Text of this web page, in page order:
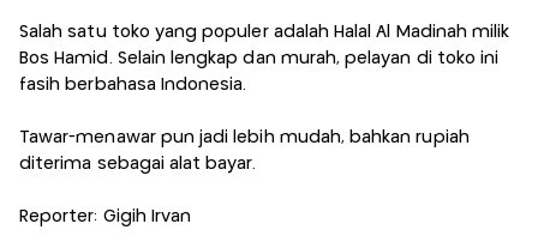
Salah satu toko yang populer adalah Halal Al Madinah milik
Bos Hamid. Selain lengkap dan murah, pelayan di toko ini
fasih berbahasa Indonesia.
Tawar-menawar pun jadi lebih mudah, bahkan rupiah
diterima sebagai alat bayar.
Reporter: Gigih Irvan